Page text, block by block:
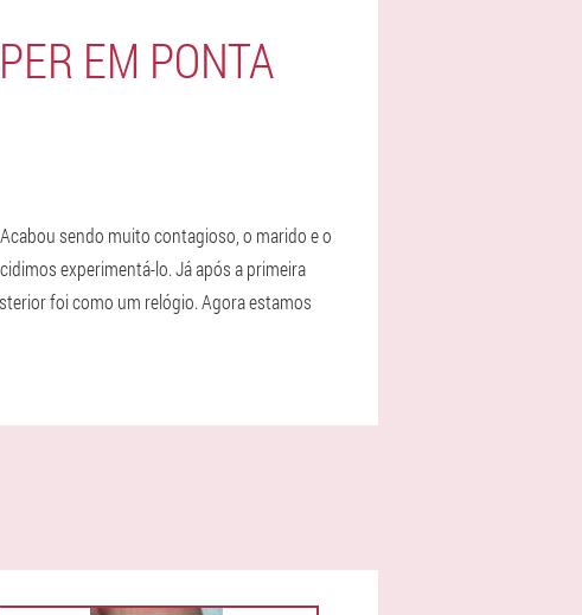
EM PONTA
sendo muito contagioso, o marido e o
experimentá-lo. Já após a primeira
foi como um relógio. Agora estamos